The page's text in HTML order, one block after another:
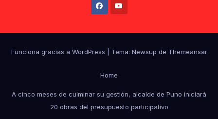
Funciona gracias a WordPress Tema: Newsup de Themeansar
Home
A cinco meses de culminar su gestión, alcalde de Puno iniciará
20 obras del presupuesto participativo